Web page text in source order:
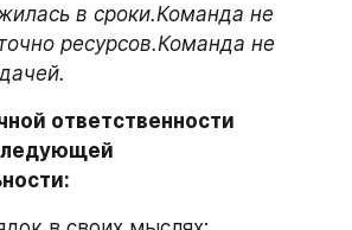
в сроки.Команда не
ресурсов.Команда не
ответственности